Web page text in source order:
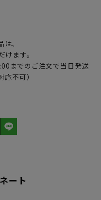
、
ます。
までのご注文で当日発送
不可）
ート